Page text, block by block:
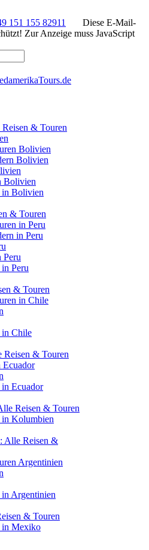
151 155 82911
Diese E-Mail-
Zur Anzeige muss JavaScript
& Touren
Bolivien
Bolivien
Bolivien
in Bolivien
& Touren
in Peru
in Peru
Peru
Peru
& Touren
in Chile
in Chile
& Touren
Ecuador
Ecuador
Reisen & Touren
Kolumbien
Reisen &
Argentinien
Argentinien
& Touren
in Mexiko